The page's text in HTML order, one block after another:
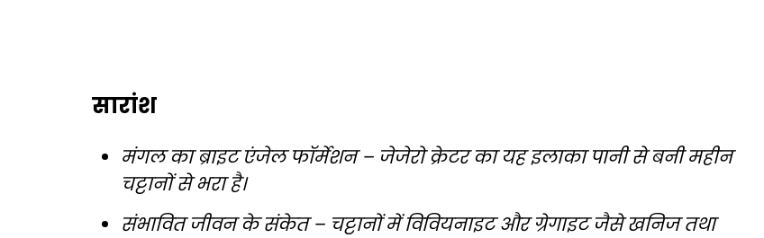
सारांश
मंगल का ब्राइट एंजेल फॉर्मेशन – जेजेरो क्रेटर का यह इलाका पानी से बनी महीन
चट्टानों से भरा है।
संभावित जीवन के संकेत – चट्टानों में विवियनाइट और ग्रेगाइट जैसे खनिज तथा